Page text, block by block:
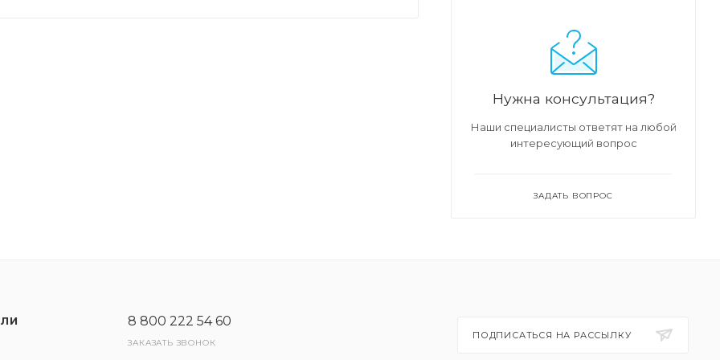
Нужна консультация?
Наши специалисты ответят на любой
интересующий вопрос
ЗАДАТЬ ВОПРОС
8 800 222 54 60
ЗАКАЗАТЬ ЗВОНОК
ПОДПИСАТЬСЯ НА РАССЫЛКУ